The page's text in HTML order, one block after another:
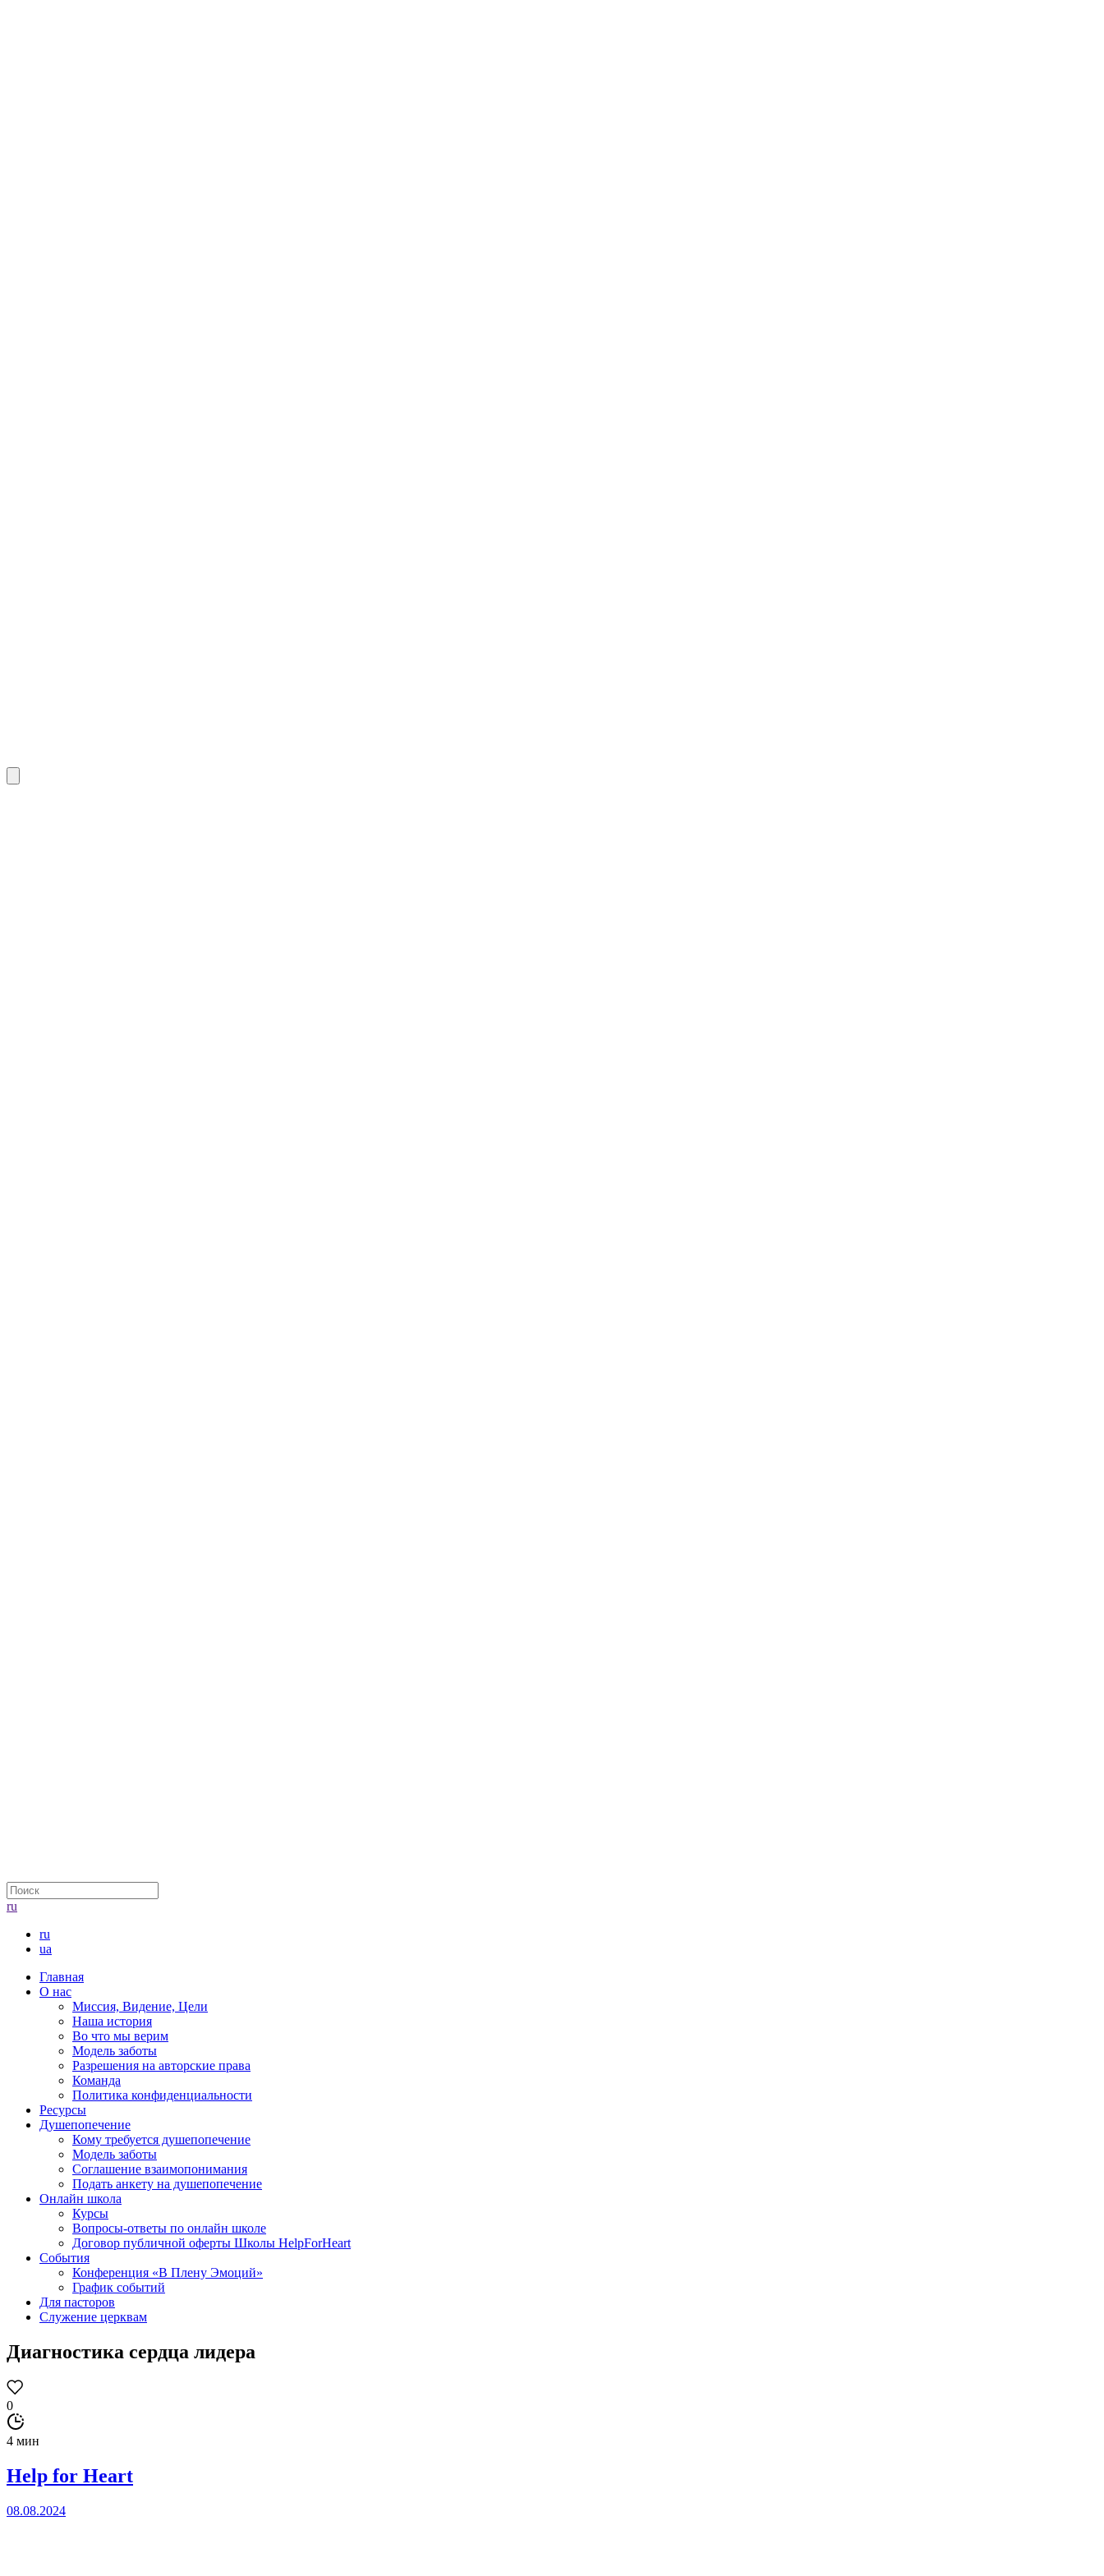
ru
ru
ua
Главная
О нас
Миссия, Видение, Цели
Наша история
Во что мы верим
Модель заботы
Разрешения на авторские права
Команда
Политика конфиденциальности
Ресурсы
Душепопечение
Кому требуется душепопечение
Модель заботы
Соглашение взаимопонимания
Подать анкету на душепопечение
Онлайн школа
Курсы
Вопросы-ответы по онлайн школе
Договор публичной оферты Школы HelpForHeart
События
Конференция «В Плену Эмоций»
График событий
Для пасторов
Служение церквам
Диагностика сердца лидера
0
4 мин
Help for Heart
08.08.2024